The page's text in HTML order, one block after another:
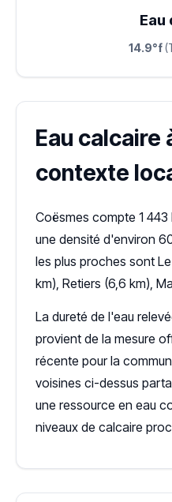
Eau
14.9°f
Eau calcaire
contexte
Coësmes compte 1
une densité d'environ
les plus proches sont
km), Retiers (6,6 km),
La dureté de l'eau
provient de la mesure
récente pour la
voisines ci-dessus
une ressource en eau
niveaux de calcaire